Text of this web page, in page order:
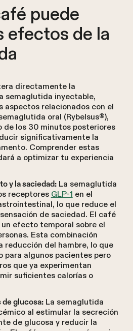
puede
efectos de la
directamente la
semaglutida inyectable,
aspectos relacionados con el
oral (Rybelsus®),
de los 30 minutos posteriores
significativamente la
Comprender estas
a optimizar tu experiencia
y la saciedad:La semaglutida
receptores GLP-1 en el
lo que reduce el
de saciedad. El café
efecto temporal sobre el
Esta combinación
reducción del hambre, lo que
para algunos pacientes pero
que ya experimentan
suficientes calorías o
de glucosa:La semaglutida
al estimular la secreción
de glucosa y reducir la